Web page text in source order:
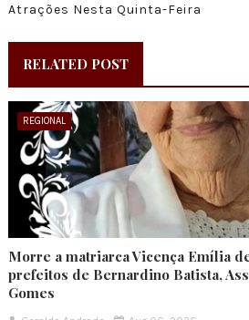
Atrações Nesta Quinta-Feira
RELATED POST
REGIONAL
Morre a matriarca Vicença Emília
prefeitos de Bernardino Batista,
Gomes